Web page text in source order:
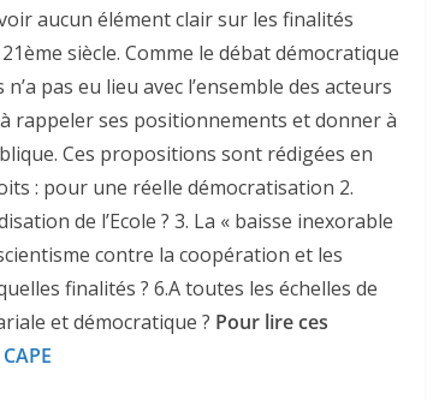
aucun élément clair sur les finalités
siècle. Comme le débat démocratique
pas eu lieu avec l’ensemble des acteurs
rappeler ses positionnements et donner à
Ces propositions sont rédigées en
: pour une réelle démocratisation 2.
de l’Ecole ? 3. La « baisse inexorable
contre la coopération et les
finalités ? 6.A toutes les échelles de
et démocratique ? Pour lire ces